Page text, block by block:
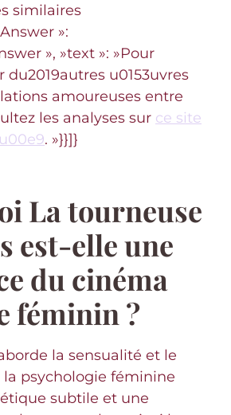
similaires
»:
», »text »: »Pour
u0153uvres
amoureuses entre
les analyses sur ce site
. »}}]}
La tourneuse
est-elle une
du cinéma
féminin ?
la sensualité et le
la psychologie féminine
subtile et une